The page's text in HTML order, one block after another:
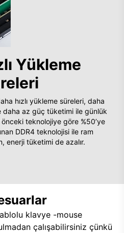
Yükleme
hızlı yükleme süreleri, daha
daha az güç tüketimi ile günlük
önceki teknolojiye göre %50’ye
DDR4 teknolojisi ile ram
enerji tüketimi de azalır.
klavye -mouse
çalışabilirsiniz çünkü